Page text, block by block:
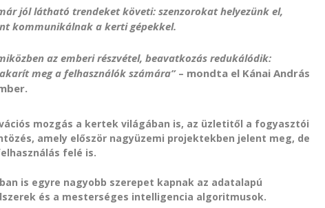
jól látható trendeket követi: szenzorokat helyezünk el,
kommunikálnak a kerti gépekkel.
az emberi részvétel, beavatkozás redukálódik:
meg a felhasználók számára” – mondta el Kánai András
mozgás a kertek világában is, az üzletitől a fogyasztói
amely először nagyüzemi projektekben jelent meg, de
felé is.
is egyre nagyobb szerepet kapnak az adatalapú
és a mesterséges intelligencia algoritmusok.